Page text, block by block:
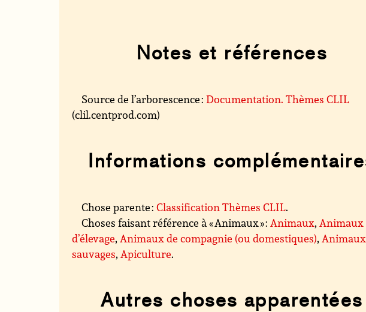
Notes et références
Source de l’arborescence :Documentation. Thèmes CLIL
(clil.centprod.com)
Informations
Chose parente :Classification Thèmes CLIL.
Choses faisant référence à « Animaux » : Animaux, Animaux
d’élevage, Animaux de compagnie (ou domestiques), Animaux
sauvages, Apiculture.
Autres choses apparentées